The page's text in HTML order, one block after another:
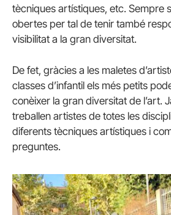
tècniques artístiques, etc. Sempre
obertes per tal de tenir també
visibilitat a la gran diversitat.
De fet, gràcies a les maletes
classes d’infantil els més petits
conèixer la gran diversitat de l’art.
treballen artistes de totes les
diferents tècniques artístiques i
preguntes.